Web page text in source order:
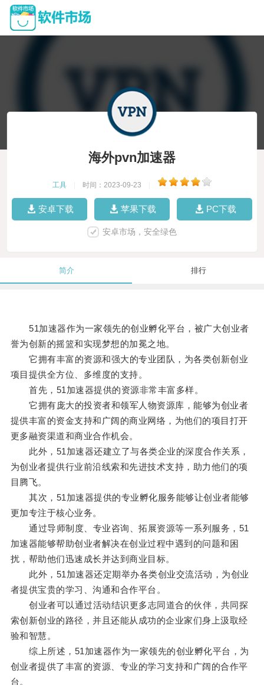
海外pvn加速器
工具 时间：2023-09-23
安卓下载 苹果下载 PC下载
安卓市场，安全绿色
简介 排行
51加速器作为一家领先的创业孵化平台，被广大创业者
誉为创新的摇篮和实现梦想的加冕之地。
它拥有丰富的资源和强大的专业团队，为各类创新创业
项目提供全方位、多维度的支持。
首先，51加速器提供的资源非常丰富多样。
它拥有庞大的投资者和领军人物资源库，能够为创业者
提供丰富的资金支持和广阔的商业网络，为他们的项目打开
更多融资渠道和商业合作机会。
此外，51加速器还建立了与各类企业的深度合作关系，
为创业者提供行业前沿线索和先进技术支持，助力他们的项
目腾飞。
其次，51加速器提供的专业孵化服务能够让创业者能够
更加专注于核心业务。
通过导师制度、专业咨询、拓展资源等一系列服务，51
加速器能够帮助创业者解决在创业过程中遇到的问题和困
扰，帮助他们迅速成长并达到商业目标。
此外，51加速器还定期举办各类创业交流活动，为创业
者提供宝贵的学习、沟通和合作平台。
创业者可以通过活动结识更多志同道合的伙伴，共同探
索创新创业的路径，并且还能从成功的企业家们身上汲取经
验和智慧。
综上所述，51加速器作为一家领先的创业孵化平台，为
创业者提供了丰富的资源、专业的学习支持和广阔的合作平
台。